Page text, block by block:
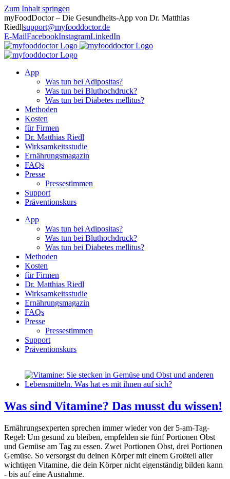
Zum Inhalt springen
myFoodDoctor – Die Gesundheits-App von Dr. Matthias
Riedl|support@myfooddoctor.de
E-MailFacebookInstagramLinkedIn
App
Was tun bei Adipositas?
Was tun bei Bluthochdruck?
Was tun bei Diabetes mellitus?
Methoden
Kosten
für Firmen
Dr. Matthias Riedl
Wirksamkeitsstudie
Ernährungsmagazin
FAQs
Presse
Pressestimmen
Support
Präventionskurs
App
Was tun bei Adipositas?
Was tun bei Bluthochdruck?
Was tun bei Diabetes mellitus?
Methoden
Kosten
für Firmen
Dr. Matthias Riedl
Wirksamkeitsstudie
Ernährungsmagazin
FAQs
Presse
Pressestimmen
Support
Präventionskurs
Was sind Vitamine? Das musst du wissen!
Ernährungsexperten sprechen immer wieder von der 5-am-Tag-
Regel: Um gesund zu bleiben, empfehlen sie fünf Portionen Obst
und Gemüse am Tag zu essen. Zwei Portionen Obst, drei Portionen
Gemüse. So versorgst du deinen Körper mit einem Großteil aller
wichtigen Vitamine, die dein Körper nicht eigenständig bilden kann
- bis auf eine Ausnahme.